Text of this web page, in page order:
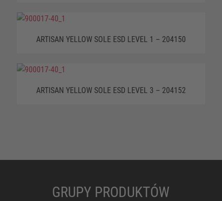
ARTISAN YELLOW SOLE ESD LEVEL 1 – 204150
ARTISAN YELLOW SOLE ESD LEVEL 3 – 204152
GRUPY PRODUKTÓW